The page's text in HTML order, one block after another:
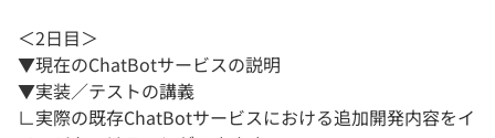
＜2日目＞
▼現在のChatBotサービスの説明
▼実装／テストの講義
∟実際の既存ChatBotサービスにおける追加開発内容をイ